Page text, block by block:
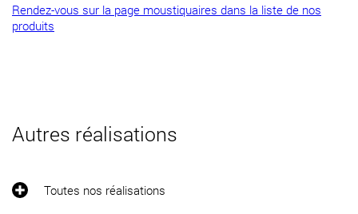
Rendez-vous sur la page moustiquaires dans la liste de nos
produits
Autres réalisations
Toutes nos réalisations